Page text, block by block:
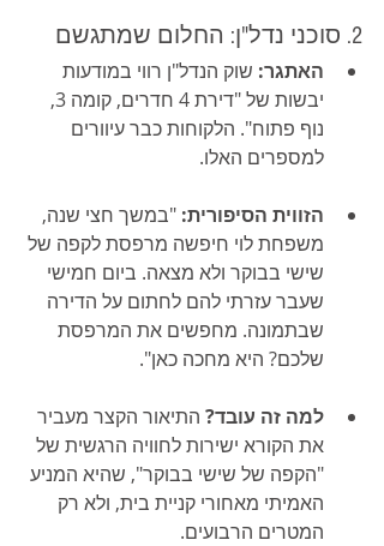
2. סוכני נדל"ן: החלום שמתגשם
האתגר: שוק הנדל"ן רווי במודעות
יבשות של "דירת 4 חדרים, קומה 3,
נוף פתוח". הלקוחות כבר עיוורים
למספרים האלו.
הזווית הסיפורית: "במשך חצי שנה,
משפחת לוי חיפשה מרפסת לקפה של
שישי בבוקר ולא מצאה. ביום חמישי
שעבר עזרתי להם לחתום על הדירה
שבתמונה. מחפשים את המרפסת
שלכם? היא מחכה כאן".
למה זה עובד? התיאור הקצר מעביר
את הקורא ישירות לחוויה הרגשית של
"הקפה של שישי בבוקר", שהיא המניע
האמיתי מאחורי קניית בית, ולא רק
המטרים הרבועים.